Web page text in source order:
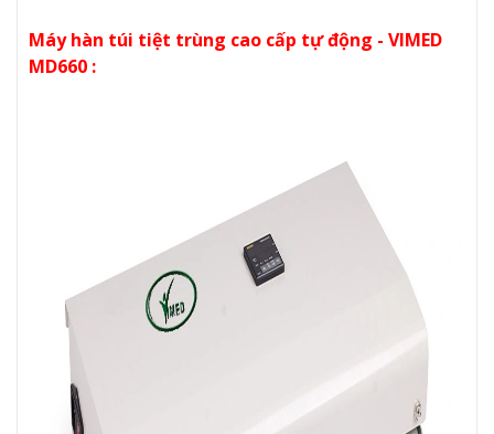
Máy hàn túi tiệt trùng cao cấp tự động - VIMED
MD660 :